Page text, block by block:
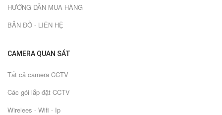
HƯỚNG DẪN MUA HÀNG
BẢN ĐỒ - LIÊN HỆ
CAMERA QUAN SÁT
Tất cả camera CCTV
Các gói lắp đặt CCTV
Wirelees - Wifi - Ip